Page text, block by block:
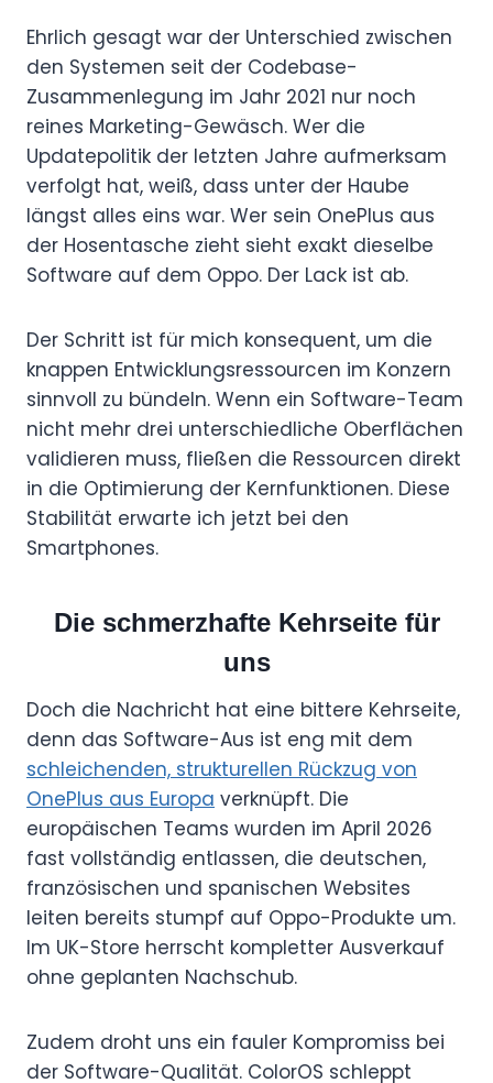
Ehrlich gesagt war der Unterschied zwischen
den Systemen seit der Codebase-
Zusammenlegung im Jahr 2021 nur noch
reines Marketing-Gewäsch. Wer die
Updatepolitik der letzten Jahre aufmerksam
verfolgt hat, weiß, dass unter der Haube
längst alles eins war. Wer sein OnePlus aus
der Hosentasche zieht sieht exakt dieselbe
Software auf dem Oppo. Der Lack ist ab.
Der Schritt ist für mich konsequent, um die
knappen Entwicklungsressourcen im Konzern
sinnvoll zu bündeln. Wenn ein Software-Team
nicht mehr drei unterschiedliche Oberflächen
validieren muss, fließen die Ressourcen direkt
in die Optimierung der Kernfunktionen. Diese
Stabilität erwarte ich jetzt bei den
Smartphones.
Die schmerzhafte Kehrseite für
uns
Doch die Nachricht hat eine bittere Kehrseite,
denn das Software-Aus ist eng mit dem
schleichenden, strukturellen Rückzug von
OnePlus aus Europa verknüpft. Die
europäischen Teams wurden im April 2026
fast vollständig entlassen, die deutschen,
französischen und spanischen Websites
leiten bereits stumpf auf Oppo-Produkte um.
Im UK-Store herrscht kompletter Ausverkauf
ohne geplanten Nachschub.
Zudem droht uns ein fauler Kompromiss bei
der Software-Qualität. ColorOS schleppt